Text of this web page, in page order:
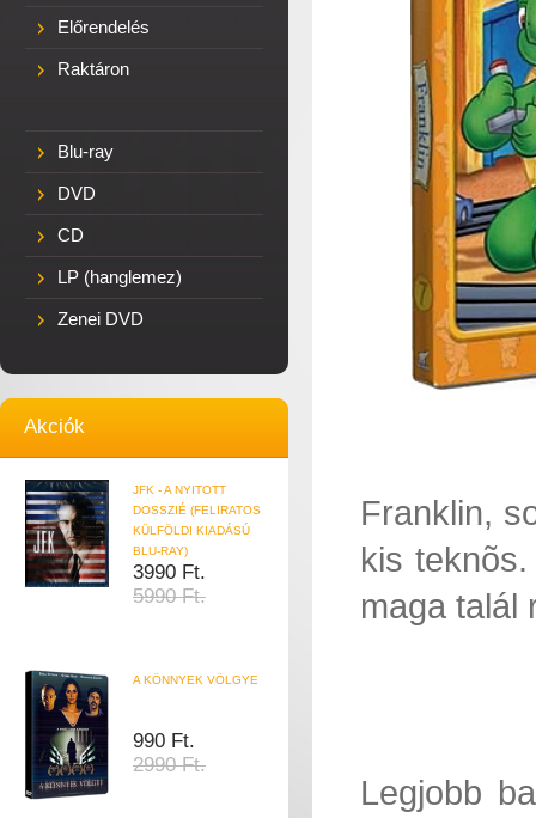
Előrendelés
Raktáron
Blu-ray
DVD
CD
LP (hanglemez)
Zenei DVD
Akciók
JFK - A NYITOTT
DOSSZIÉ (FELIRATOS
KÜLFÖLDI KIADÁSÚ
BLU-RAY)
3990 Ft.
5990 Ft.
A KÖNNYEK VÖLGYE
990 Ft.
2990 Ft.
Franklin,
kis
maga talál
Legjobb